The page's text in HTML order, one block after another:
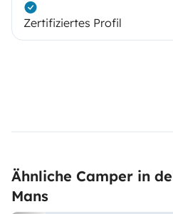
Zertifiziertes Profil
Ähnliche Camper in
Mans